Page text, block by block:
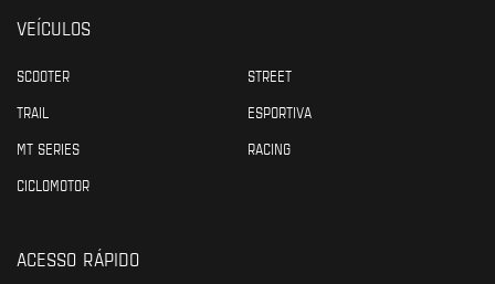
VEÍCULOS
SCOOTER
STREET
TRAIL
ESPORTIVA
MT SERIES
RACING
CICLOMOTOR
ACESSO RÁPIDO